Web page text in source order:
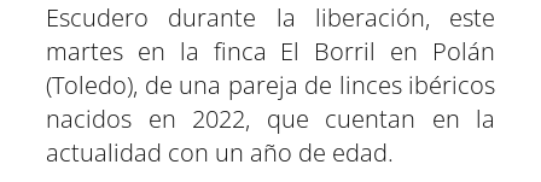
Escudero durante la liberación, este
martes en la finca El Borril en Polán
(Toledo), de una pareja de linces ibéricos
nacidos en 2022, que cuentan en la
actualidad con un año de edad.